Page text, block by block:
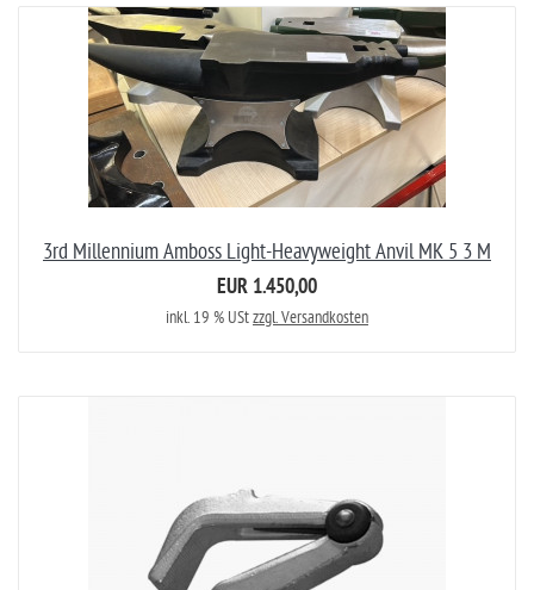
3rd Millennium Amboss Light-Heavyweight Anvil MK 5 3 M
EUR 1.450,00
inkl. 19 % UStzzgl. Versandkosten